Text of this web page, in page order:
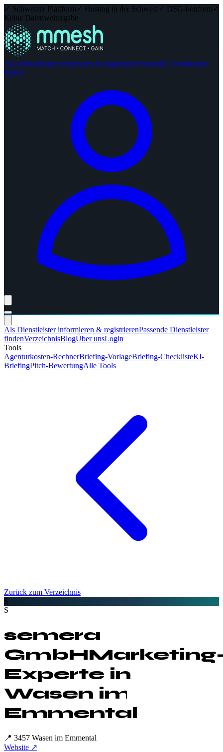
✓ Schweizer Plattform ✓ Hosting in der Schweiz ✓ DSG-konform ✓
Keine Datenweitergabe
Als Dienstleister informieren & registrierenPassende Dienstleister
finden
Als Dienstleister informieren & registrierenPassende Dienstleister
findenVerzeichnisBlogÜber unsLogin
Tools
Agenturkosten-RechnerBriefing-VorlageBriefing-ChecklisteKI-
BriefingPitch-BewertungAlle Tools
Zurück zum Verzeichnis
S
S
semera
GmbH
Experte in
Wasen im
Emmental
📍 3457 Wasen im Emmental
Website ↗